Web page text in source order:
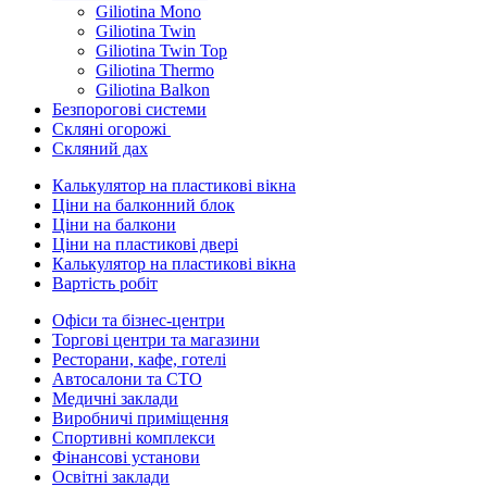
Giliotina Mono
Giliotina Twin
Giliotina Twin Top
Giliotina Thermo
Giliotina Balkon
Безпорогові системи
Скляні огорожі
Скляний дах
Калькулятор на пластикові вікна
Ціни на балконний блок
Ціни на балкони
Ціни на пластикові двері
Калькулятор на пластикові вікна
Вартість робіт
Офіси та бізнес-центри
Торгові центри та магазини
Ресторани, кафе, готелі
Автосалони та СТО
Медичні заклади
Виробничі приміщення
Спортивні комплекси
Фінансові установи
Освітні заклади